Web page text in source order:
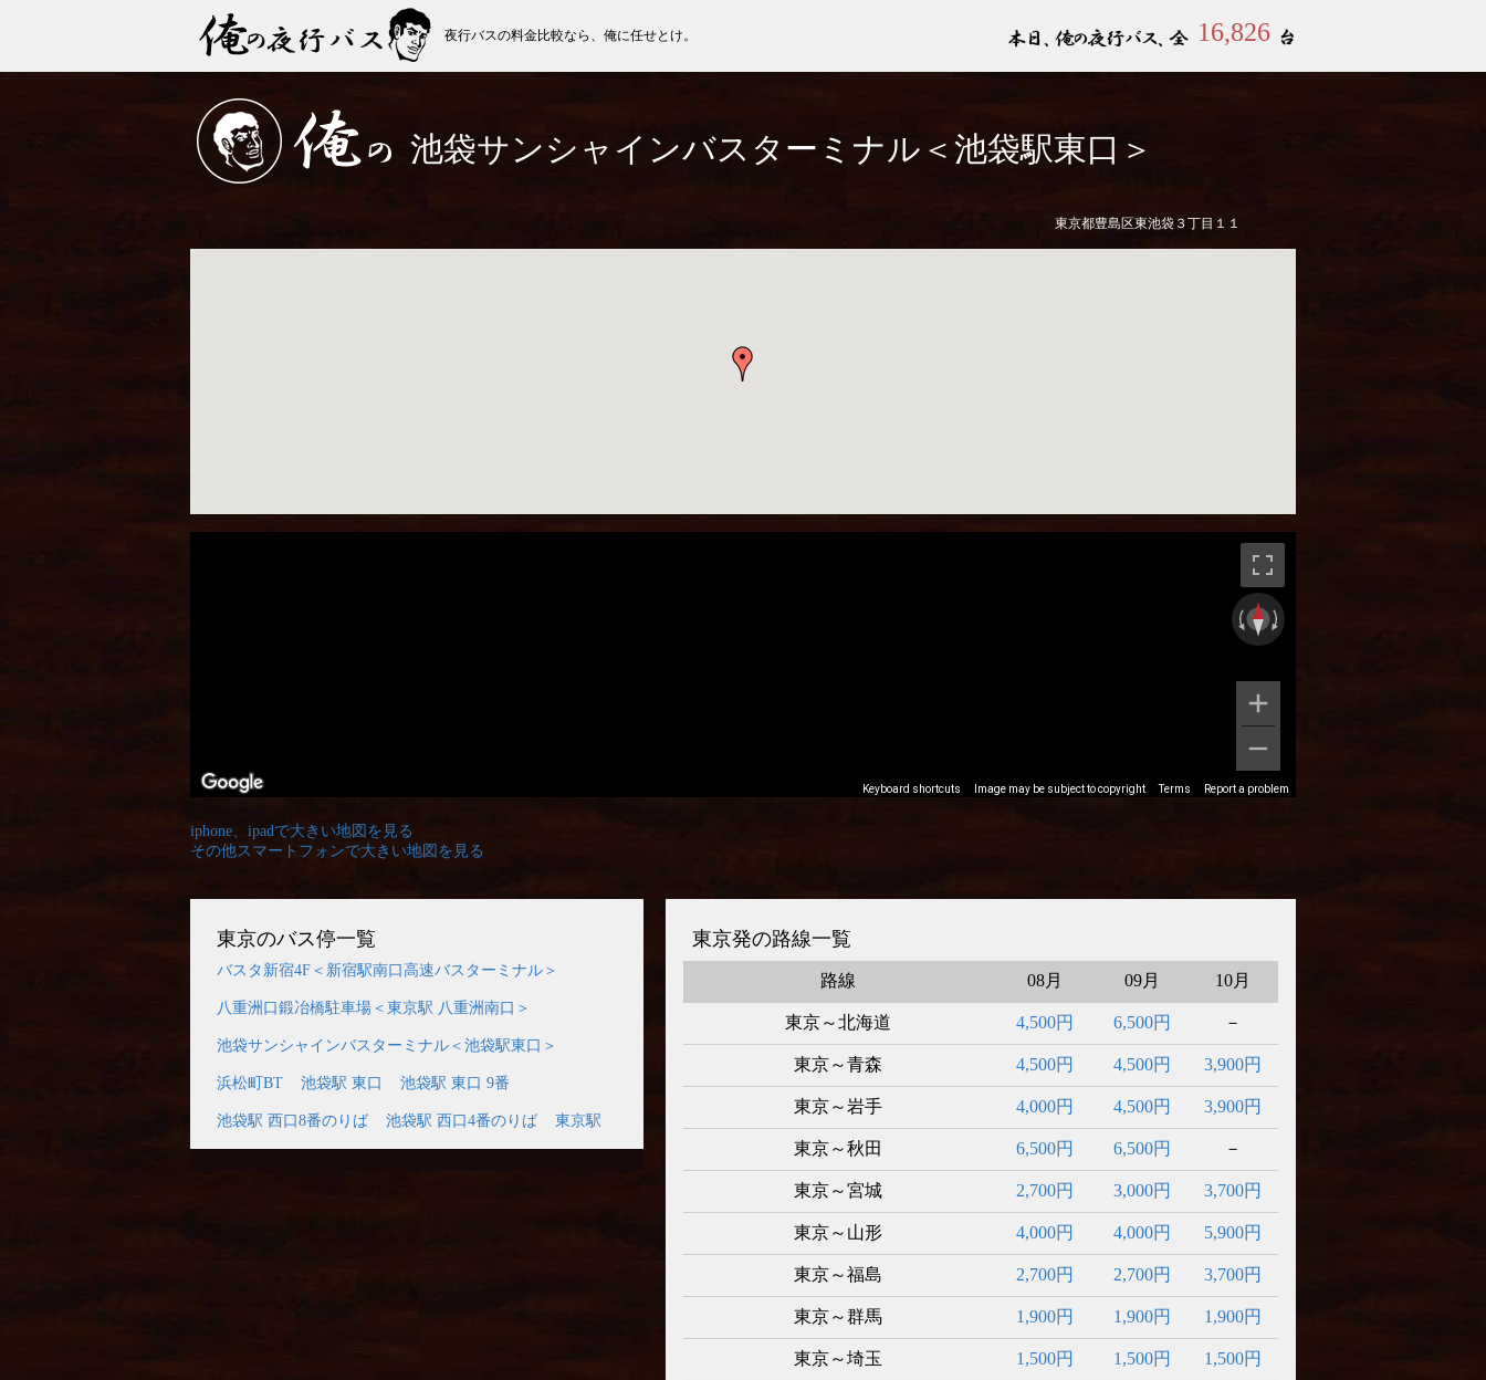
夜行バスの料金比較なら、俺に任せとけ。 16,826
池袋サンシャインバスターミナル＜池袋駅東口＞
東京都豊島区東池袋３丁目１１
iphone、ipadで大きい地図を見る
その他スマートフォンで大きい地図を見る
東京のバス停一覧
バスタ新宿4F＜新宿駅南口高速バスターミナル＞
八重洲口鍛冶橋駐車場＜東京駅 八重洲南口＞
池袋サンシャインバスターミナル＜池袋駅東口＞
浜松町BT 池袋駅 東口 池袋駅 東口 9番
池袋駅 西口8番のりば 池袋駅 西口4番のりば 東京駅
東京発の路線一覧
路線 08月 09月 10月
東京～北海道 4,500円 6,500円 －
東京～青森 4,500円 4,500円 3,900円
東京～岩手 4,000円 4,500円 3,900円
東京～秋田 6,500円 6,500円 －
東京～宮城 2,700円 3,000円 3,700円
東京～山形 4,000円 4,000円 5,900円
東京～福島 2,700円 2,700円 3,700円
東京～群馬 1,900円 1,900円 1,900円
東京～埼玉 1,500円 1,500円 1,500円